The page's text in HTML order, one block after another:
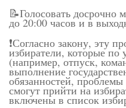
📝Голосовать досрочно
до 20:00 часов и в
❗️Согласно закону, эту
избиратели, которые
(например, отпуск,
выполнение
обязанностей,
смогут прийти на
включены в список